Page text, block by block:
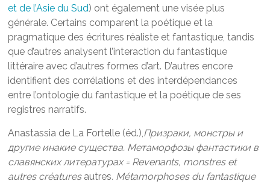
et de l’Asie du Sud) ont également une visée plus
générale. Certains comparent la poétique et la
pragmatique des écritures réaliste et fantastique, tandis
que d’autres analysent l’interaction du fantastique
littéraire avec d’autres formes d’art. D’autres encore
identifient des corrélations et des interdépendances
entre l’ontologie du fantastique et la poétique de ses
registres narratifs.
Anastassia de La Fortelle (éd.),Призраки, монстры и
другие инакие существа. Метаморфозы фантастики в
славянских литературах = Revenants, monstres et
autres créatures autres. Métamorphoses du fantastique